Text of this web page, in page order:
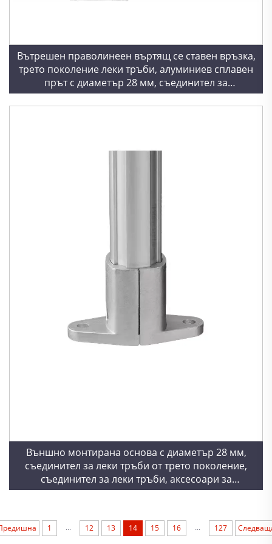
Вътрешен праволинеен въртящ се ставен връзка,
трето поколение леки тръби, алуминиев сплавен
прът с диаметър 28 мм, съединител за
алуминиева тръба
Външно монтирана основа с диаметър 28 мм,
съединител за леки тръби от трето поколение,
съединител за леки тръби, аксесоари за
профилирани алуминиеви тръби
1 ... 12 13 14 15 16 ... 127